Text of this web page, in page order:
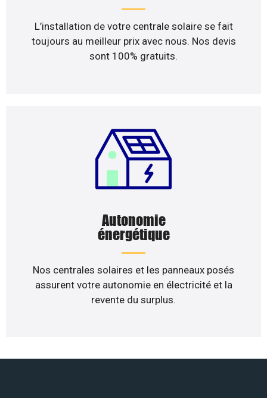
L’installation de votre centrale solaire se fait
toujours au meilleur prix avec nous. Nos devis
sont 100% gratuits.
Autonomie
énergétique
Nos centrales solaires et les panneaux posés
assurent votre autonomie en électricité et la
revente du surplus.